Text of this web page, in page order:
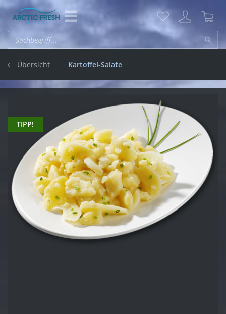
Übersicht Kartoffel-Salate
TIPP!